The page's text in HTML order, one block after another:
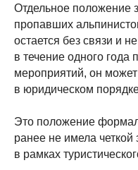
Отдельное положение
пропавших
остается без связи и
в течение одного
мероприятий, он
в юридическом
Это положение
ранее не имела четкой
в рамках
баз.
эвереста
Перейти >